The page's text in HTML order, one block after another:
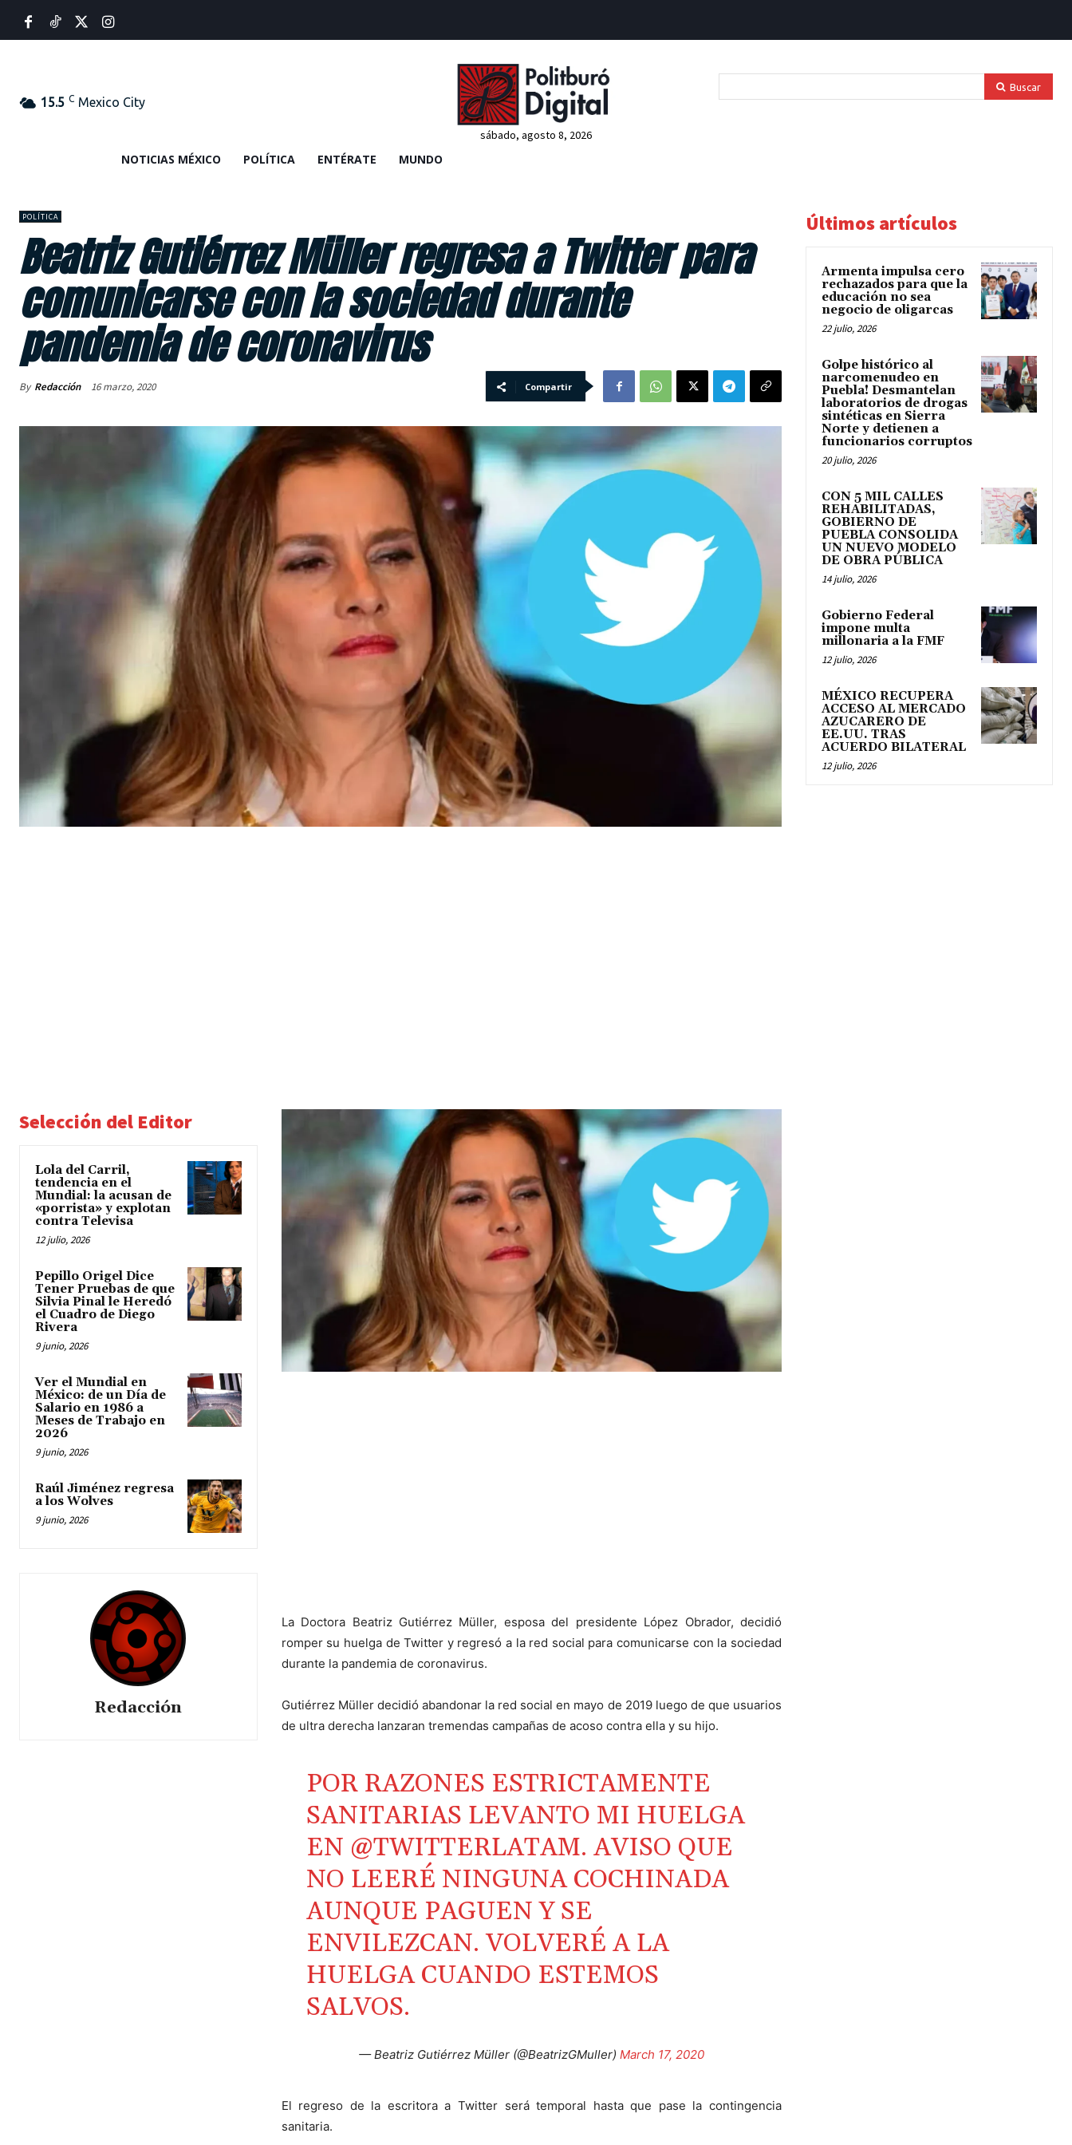
15.5 C Mexico City
sábado, agosto 8, 2026
Buscar
NOTICIAS MÉXICO POLÍTICA ENTÉRATE MUNDO
POLÍTICA
Beatriz Gutiérrez Müller regresa a Twitter para
comunicarse con la sociedad durante
pandemia de coronavirus
By Redacción 16 marzo, 2020 Compartir
Selección del Editor
Lola del Carril,
tendencia en el
Mundial: la acusan de
«porrista» y explotan
contra Televisa
12 julio, 2026
Pepillo Origel Dice
Tener Pruebas de que
Silvia Pinal le Heredó
el Cuadro de Diego
Rivera
9 junio, 2026
Ver el Mundial en
México: de un Día de
Salario en 1986 a
Meses de Trabajo en
2026
9 junio, 2026
Raúl Jiménez regresa
a los Wolves
9 junio, 2026
Redacción
La Doctora Beatriz Gutiérrez Müller, esposa del presidente López Obrador, decidió
romper su huelga de Twitter y regresó a la red social para comunicarse con la sociedad
durante la pandemia de coronavirus.
Gutiérrez Müller decidió abandonar la red social en mayo de 2019 luego de que usuarios
de ultra derecha lanzaran tremendas campañas de acoso contra ella y su hijo.
POR RAZONES ESTRICTAMENTE
SANITARIAS LEVANTO MI HUELGA
EN @TWITTERLATAM. AVISO QUE
NO LEERÉ NINGUNA COCHINADA
AUNQUE PAGUEN Y SE
ENVILEZCAN. VOLVERÉ A LA
HUELGA CUANDO ESTEMOS
SALVOS.
— Beatriz Gutiérrez Müller (@BeatrizGMuller) March 17, 2020
El regreso de la escritora a Twitter será temporal hasta que pase la contingencia
sanitaria.
Últimos artículos
Armenta impulsa cero
rechazados para que la
educación no sea
negocio de oligarcas
22 julio, 2026
Golpe histórico al
narcomenudeo en
Puebla! Desmantelan
laboratorios de drogas
sintéticas en Sierra
Norte y detienen a
funcionarios corruptos
20 julio, 2026
CON 5 MIL CALLES
REHABILITADAS,
GOBIERNO DE
PUEBLA CONSOLIDA
UN NUEVO MODELO
DE OBRA PÚBLICA
14 julio, 2026
Gobierno Federal
impone multa
millonaria a la FMF
12 julio, 2026
MÉXICO RECUPERA
ACCESO AL MERCADO
AZUCARERO DE
EE.UU. TRAS
ACUERDO BILATERAL
12 julio, 2026